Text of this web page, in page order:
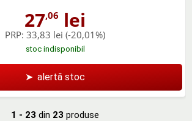
27,06 lei
PRP: 33,83 lei (-20,01%)
stoc indisponibil
➤ alertă stoc
1 - 23 din 23 produse